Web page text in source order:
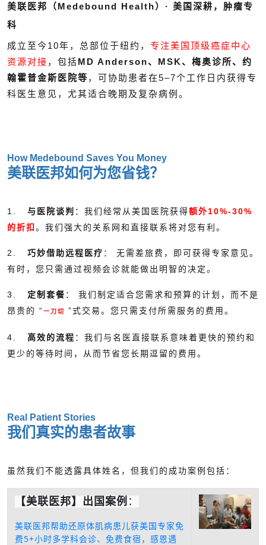
美联医邦（Medebound Health）· 美国深耕，肿瘤专
科
成立至今10年，总部位于纽约， 专注美国顶级癌症中心
资源对接 ，包括MD Anderson、MSK、梅奥诊所、约
翰霍普金斯医院等 ，可协助患者在5–7个工作日内获得专
科医生意见，尤其适合晚期及复杂病例。
How Medebound Saves You Money
美联医邦如何为您省钱？
1. 与医院谈判 ：我们经常从美国医院获得额外10%-30%
的折扣 。我们强大的关系网和直接联系将对您有利。
2. 巧妙借助远程医疗 ： 无需差旅费，即可获得专家意见。
有时，您只需通过视频会诊就能做出明智的决定。
3. 定制套餐 ： 我们制定适合您需求和预算的计划，而不是
昂贵的 “一刀切 ”式交易。您只需支付所需服务的费用。
4. 高效的流程 ：我们与名医直接联系意味着更快的预约和
更少的等待时间，从而节省您长期逗留的费用。
Real Patient Stories
我们真实的患者故事
虽然我们不能透露具体姓名，但我们的成功案例包括：
【美联医邦】出国案例 ：
美联医邦帮助还原体肌病患儿获美国专家免
费5+小时多学科会诊、免费食宿，感恩遇